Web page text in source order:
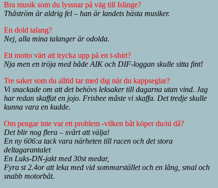
Bra musik som du lyssnar på väg till Islinge?
Thåström är aldrig fel – han är landets bästa musiker.
En dold talang?
Nej, alla mina talanger är odolda.
Ett motto värt att trycka upp på en t-shirt?
Nja men en tröja med både AIK och DIF-loggan skulle sitta fint!
Tre saker som du alltid tar med dig när du kappseglar?
Vi snackade om att det behövs leksaker till dagarna utan vind. Jag
har redan skaffat en jojo. Frisbee måste vi skaffa. Det tredje skulle
kunna vara en kudde.
Om pengar inte var ett problem -vilken båt köper du/ni då?
Det blir nog flera – svårt att välja!
En ny 606:a tack vara närheten till racen och det stora
deltagarantalet
En Luks-DN-jakt med 30st medar,
Fyra st 2.4or att leka med vid sommarstället och en lång, smal och
snabb motorbåt.